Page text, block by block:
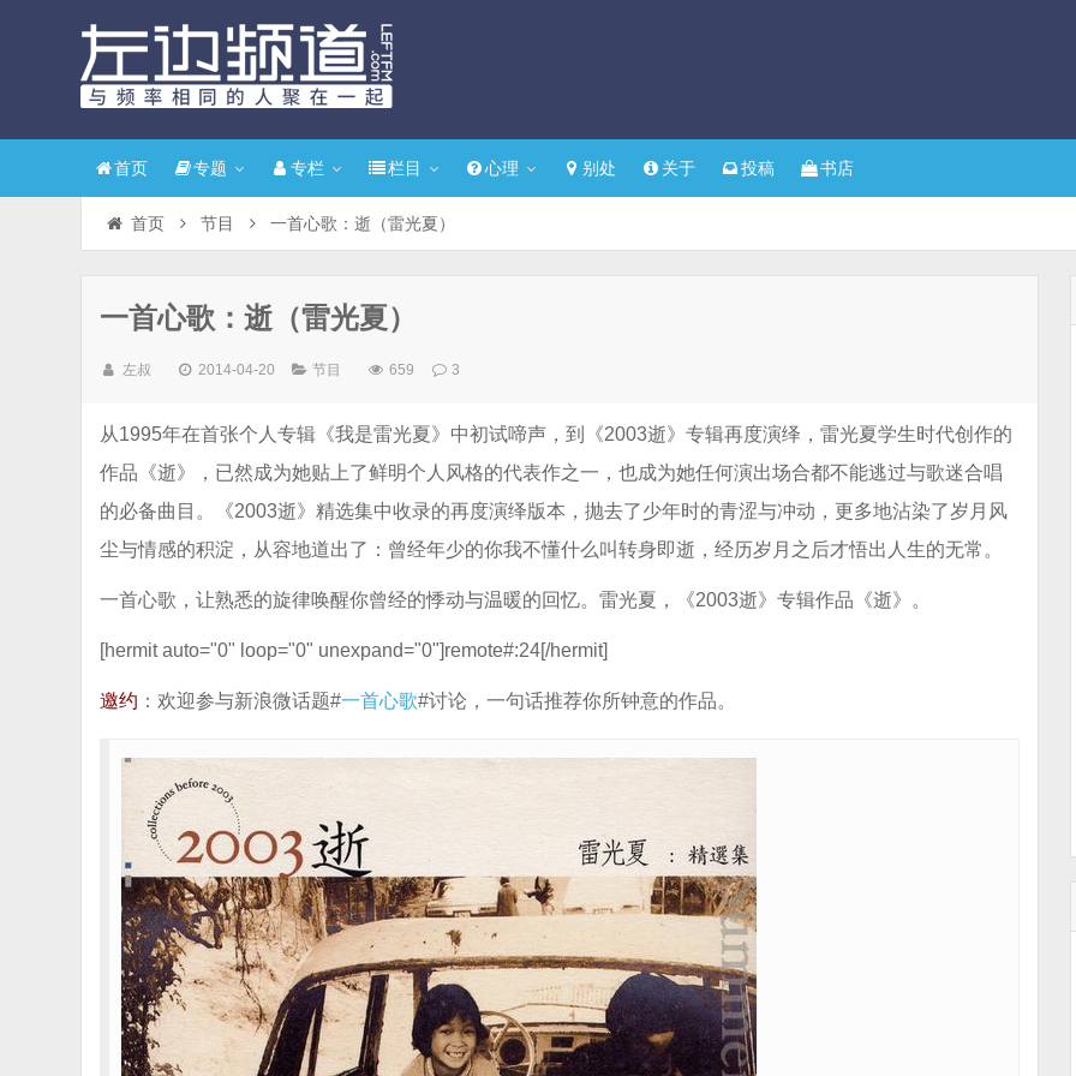
首页 专题 专栏 栏目 心理 别处 关于 投稿 书店
首页 节目 一首心歌：逝（雷光夏）
一首心歌：逝（雷光夏）
左叔 2014-04-20 节目 659 3
从1995年在首张个人专辑《我是雷光夏》中初试啼声，到《2003逝》专辑再度演绎，雷光夏学生时代创作的
作品《逝》，已然成为她贴上了鲜明个人风格的代表作之一，也成为她任何演出场合都不能逃过与歌迷合唱
的必备曲目。《2003逝》精选集中收录的再度演绎版本，抛去了少年时的青涩与冲动，更多地沾染了岁月风
尘与情感的积淀，从容地道出了：曾经年少的你我不懂什么叫转身即逝，经历岁月之后才悟出人生的无常。
一首心歌，让熟悉的旋律唤醒你曾经的悸动与温暖的回忆。雷光夏，《2003逝》专辑作品《逝》。
[hermit auto="0" loop="0" unexpand="0"]remote#:24[/hermit]
邀约 ：欢迎参与新浪微话题#一首心歌#讨论，一句话推荐你所钟意的作品。